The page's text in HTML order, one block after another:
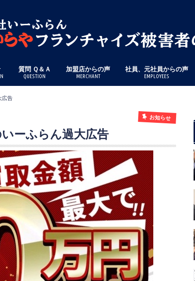
質問 Ｑ＆Ａ
QUESTION
加盟店からの声
MERCHANT
社員、元社員からの声
EMPLOYEES
広告
お知らせ
ーふらん過大広告